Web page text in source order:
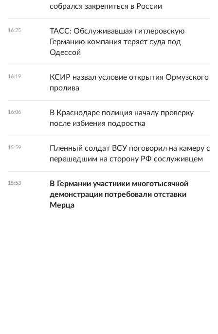
собрался закрепиться в России
16:25
ТАСС: Обслуживавшая гитлеровскую
Германию компания теряет суда под
Одессой
16:19
КСИР назвал условие открытия Ормузского
пролива
16:06
В Краснодаре полиция началу проверку
после избиения подростка
15:59
Пленный солдат ВСУ поговорил на камеру с
перешедшим на сторону РФ сослуживцем
15:53
В Германии участники многотысячной
демонстрации потребовали отставки
Мерца